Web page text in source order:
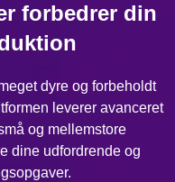
forbedrer din
dyre og forbeholdt
leverer avanceret
og mellemstore
dine udfordrende og